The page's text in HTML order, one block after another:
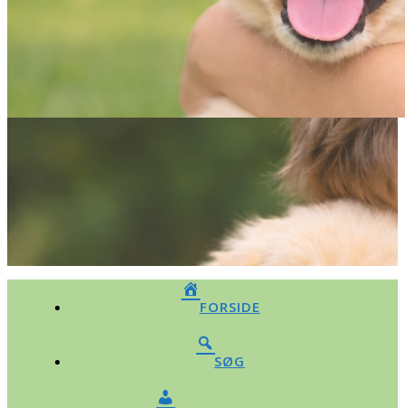
FORSIDE
SØG